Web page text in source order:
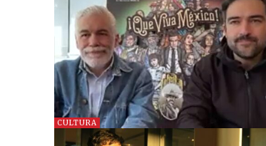
CULTURA